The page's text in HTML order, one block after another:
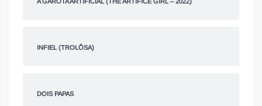
INFIEL (TROLÕSA)
DOIS PAPAS